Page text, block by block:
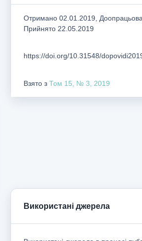
Отримано 02.01.2019,
Прийнято 22.05.2019
https://doi.org/10.31548/
Взято з Том 15, № 3, 2019
Використані джерела